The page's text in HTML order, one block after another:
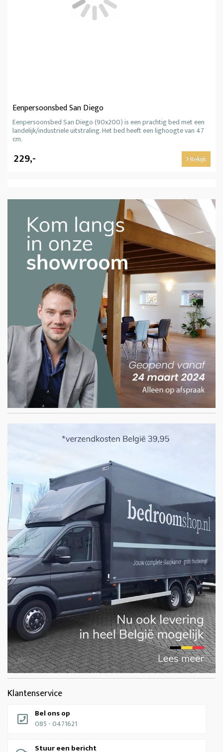
Klantenservice
Bel ons op
085 - 0471621
Stuur een bericht
Eenpersoonsbed San Diego
Eenpersoonsbed San Diego (90x200) is een prachtig bed met een
landelijk/industriele uitstraling. Het bed heeft een lighoogte van 47
cm.
229,- Bekijk